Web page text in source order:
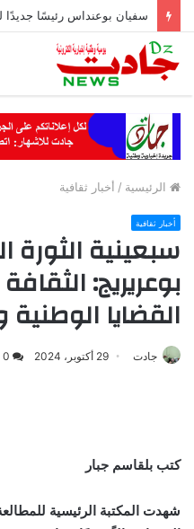
الرئيسية / أخبار ثقافية
أخبار ثقافية
سبعينية الثورة
بوعريريج:
القضايا الوطنية
جادت 29 أكتوبر، 2024 0
كتب بلقاسم جبار
شهدت المكتبة الرئيسية